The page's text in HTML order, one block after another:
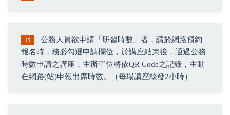
15
公務人員欲申請「研習時數」者，請於網路預約
報名時，務必勾選申請欄位，於講座結束後，通過公務
時數申請之講座，主辦單位將依QR Code之記錄，主動
在網路(站)申報出席時數。（每場講座核發2小時）